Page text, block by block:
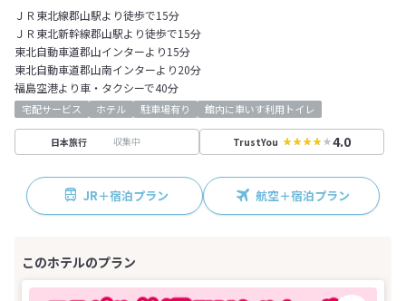
ＪＲ東北線郡山駅より徒歩で15分
ＪＲ東北新幹線郡山駅より徒歩で15分
東北自動車道郡山インターより15分
東北自動車道郡山南インターより20分
福島空港より車・タクシーで40分
宅配サービス ホテル 駐車場有り 館内に車いす利用トイレ
日本旅行 収集中 TrustYou 4.0
JR＋宿泊プラン 航空＋宿泊プラン